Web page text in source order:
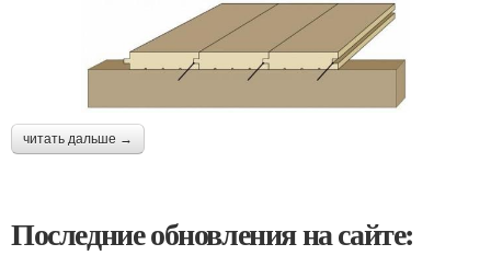
читать дальше →
Последние обновления на сайте: